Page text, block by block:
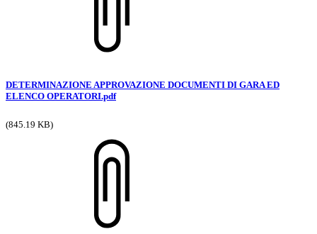
DETERMINAZIONE APPROVAZIONE DOCUMENTI DI GARA ED
ELENCO OPERATORI.pdf
(845.19 KB)